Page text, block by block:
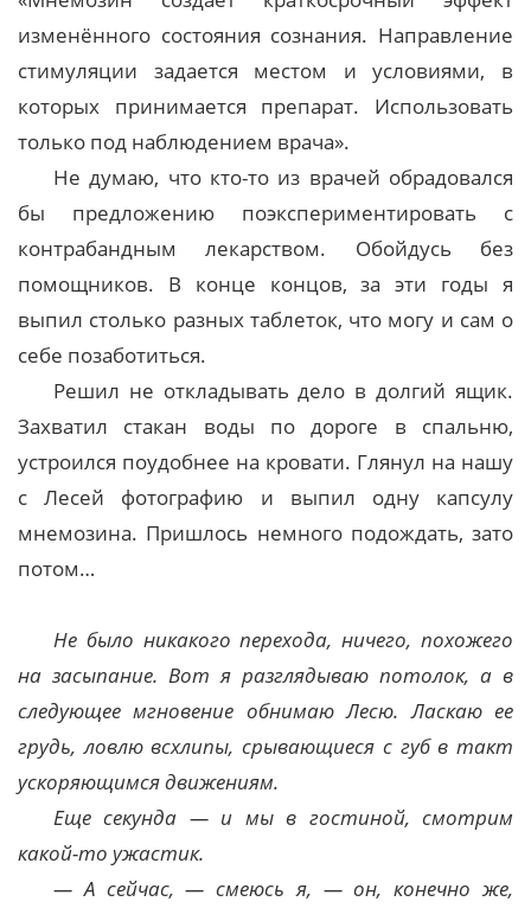
изменённого состояния сознания. Направление
стимуляции задается местом и условиями, в
которых принимается препарат. Использовать
только под наблюдением врача».
Не думаю, что кто-то из врачей обрадовался
бы предложению поэкспериментировать с
контрабандным лекарством. Обойдусь без
помощников. В конце концов, за эти годы я
выпил столько разных таблеток, что могу и сам о
себе позаботиться.
Решил не откладывать дело в долгий ящик.
Захватил стакан воды по дороге в спальню,
устроился поудобнее на кровати. Глянул на нашу
с Лесей фотографию и выпил одну капсулу
мнемозина. Пришлось немного подождать, зато
потом…
Не было никакого перехода, ничего, похожего
на засыпание. Вот я разглядываю потолок, а в
следующее мгновение обнимаю Лесю. Ласкаю ее
грудь, ловлю всхлипы, срывающиеся с губ в такт
ускоряющимся движениям.
Еще секунда — и мы в гостиной, смотрим
какой-то ужастик.
— А сейчас, — смеюсь я, — он, конечно же,